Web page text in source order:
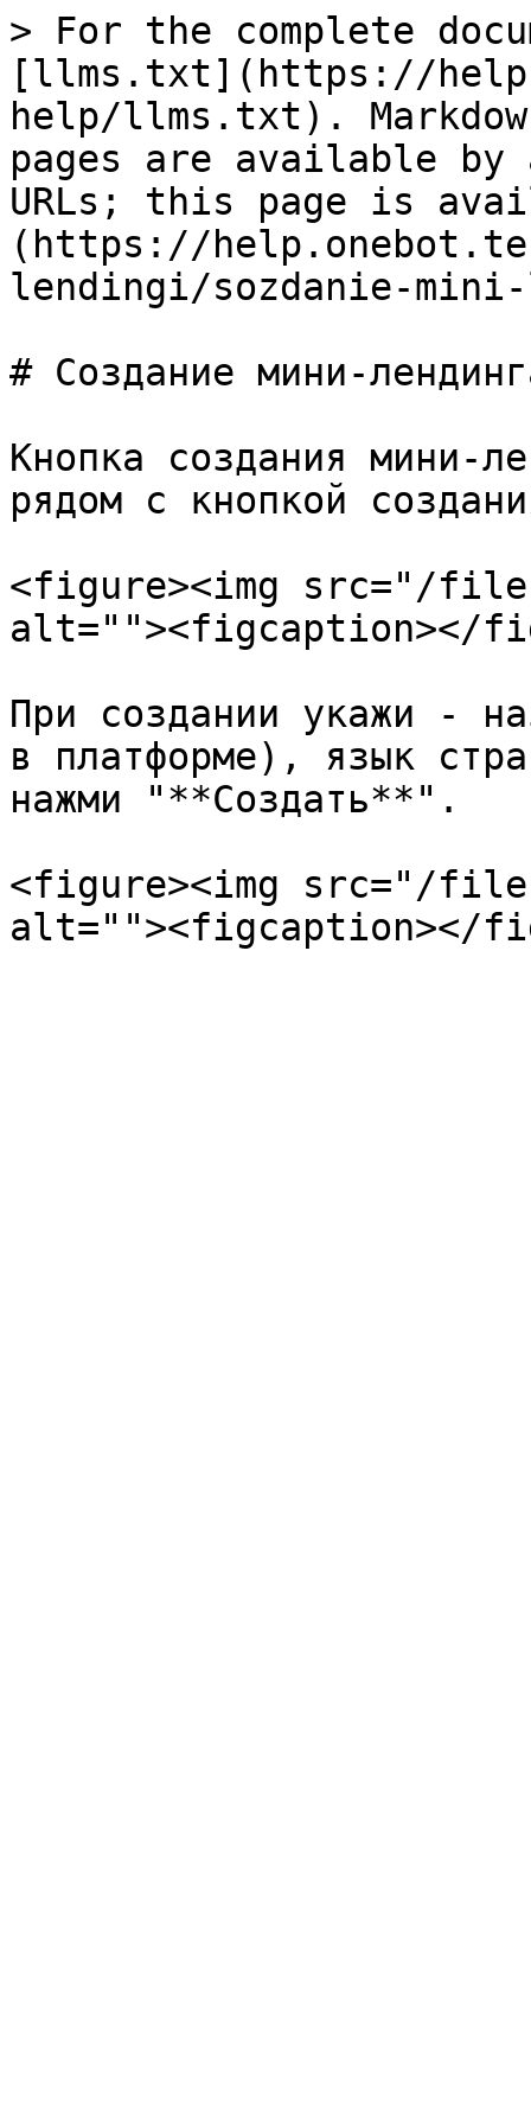
> For the complete
[llms.txt](https://
help/llms.txt).
pages are available by
URLs; this page is
(https://
lendingi/sozdanie-
# Создание мини-
Кнопка создания мини-
рядом с кнопкой
<figure><img src="/files/
alt=""><figcaption></
При создании укажи -
в платформе), язык
нажми "**Создать**".
<figure><img src="/